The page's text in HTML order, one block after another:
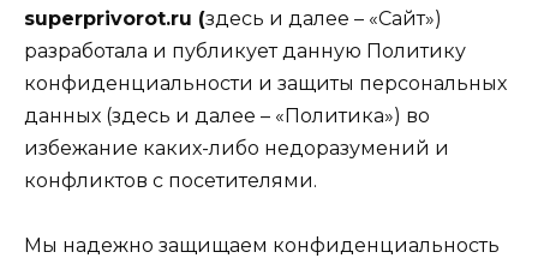
superprivorot.ru (здесь и далее – «Сайт»)
разработала и публикует данную Политику
конфиденциальности и защиты персональных
данных (здесь и далее – «Политика») во
избежание каких-либо недоразумений и
конфликтов с посетителями.
Мы надежно защищаем конфиденциальность